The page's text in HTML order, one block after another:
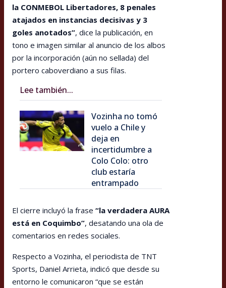
la CONMEBOL Libertadores, 8 penales
atajados en instancias decisivas y 3
goles anotados”, dice la publicación, en
tono e imagen similar al anuncio de los albos
por la incorporación (aún no sellada) del
portero caboverdiano a sus filas.
Lee también...
Vozinha no tomó
vuelo a Chile y
deja en
incertidumbre a
Colo Colo: otro
club estaría
entrampado
El cierre incluyó la frase “la verdadera AURA
está en Coquimbo”, desatando una ola de
comentarios en redes sociales.
Respecto a Vozinha, el periodista de TNT
Sports, Daniel Arrieta, indicó que desde su
entorno le comunicaron “que se están